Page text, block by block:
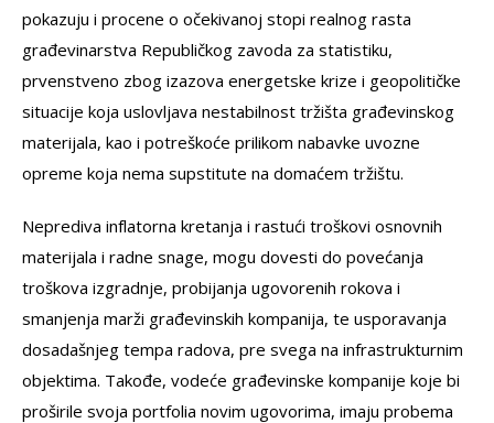
pokazuju i procene o očekivanoj stopi realnog rasta
građevinarstva Republičkog zavoda za statistiku,
prvenstveno zbog izazova energetske krize i geopolitičke
situacije koja uslovljava nestabilnost tržišta građevinskog
materijala, kao i potreškoće prilikom nabavke uvozne
opreme koja nema supstitute na domaćem tržištu.
Neprediva inflatorna kretanja i rastući troškovi osnovnih
materijala i radne snage, mogu dovesti do povećanja
troškova izgradnje, probijanja ugovorenih rokova i
smanjenja marži građevinskih kompanija, te usporavanja
dosadašnjeg tempa radova, pre svega na infrastrukturnim
objektima. Takođe, vodeće građevinske kompanije koje bi
proširile svoja portfolia novim ugovorima, imaju probema